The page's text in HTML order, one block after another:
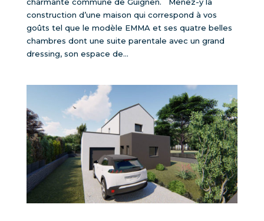
construction d’une maison qui correspond à vos
goûts tel que le modèle EMMA et ses quatre belles
chambres dont une suite parentale avec un grand
dressing, son espace de...